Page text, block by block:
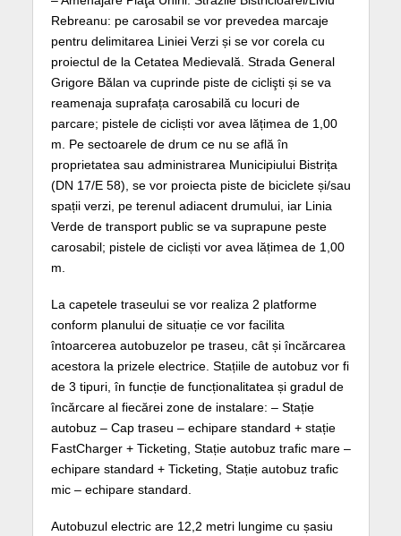
Rebreanu: pe carosabil se vor prevedea marcaje
pentru delimitarea Liniei Verzi și se vor corela cu
proiectul de la Cetatea Medievală. Strada General
Grigore Bălan va cuprinde piste de ciclişti și se va
reamenaja suprafața carosabilă cu locuri de
parcare; pistele de cicliști vor avea lățimea de 1,00
m. Pe sectoarele de drum ce nu se află în
proprietatea sau administrarea Municipiului Bistrița
(DN 17/E 58), se vor proiecta piste de biciclete și/sau
spații verzi, pe terenul adiacent drumului, iar Linia
Verde de transport public se va suprapune peste
carosabil; pistele de cicliști vor avea lățimea de 1,00
m.
La capetele traseului se vor realiza 2 platforme
conform planului de situație ce vor facilita
întoarcerea autobuzelor pe traseu, cât și încărcarea
acestora la prizele electrice. Stațiile de autobuz vor fi
de 3 tipuri, în funcție de funcționalitatea și gradul de
încărcare al fiecărei zone de instalare: – Stație
autobuz – Cap traseu – echipare standard + stație
FastCharger + Ticketing, Stație autobuz trafic mare –
echipare standard + Ticketing, Stație autobuz trafic
mic – echipare standard.
Autobuzul electric are 12,2 metri lungime cu șasiu